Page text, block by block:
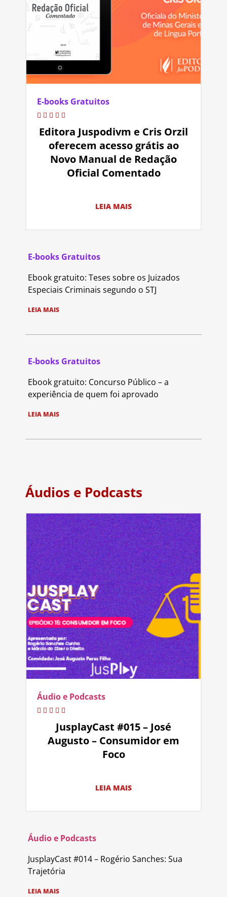
E-books Gratuitos
Editora Juspodivm e Cris Orzil
oferecem acesso grátis ao
Novo Manual de Redação
Oficial Comentado
LEIA MAIS
E-books Gratuitos
Ebook gratuito: Teses sobre os Juizados
Especiais Criminais segundo o STJ
LEIA MAIS
E-books Gratuitos
Ebook gratuito: Concurso Público – a
experiência de quem foi aprovado
LEIA MAIS
Áudios e Podcasts
Áudio e Podcasts
JusplayCast #015 – José
Augusto – Consumidor em
Foco
LEIA MAIS
Áudio e Podcasts
JusplayCast #014 – Rogério Sanches: Sua
Trajetória
LEIA MAIS